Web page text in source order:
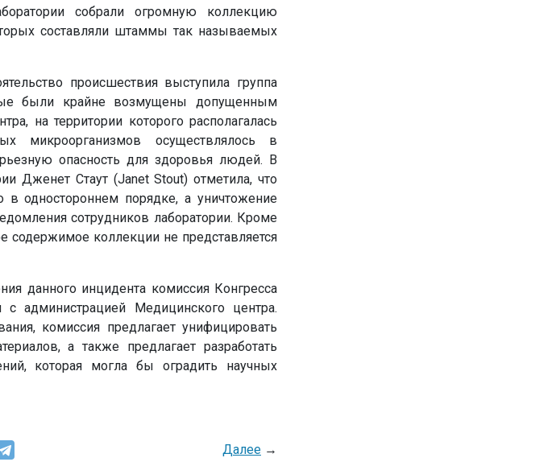
собрали огромную коллекцию
составляли штаммы так называемых
происшествия выступила группа
были крайне возмущены допущенным
на территории которого располагалась
микроорганизмов осуществлялось в
опасность для здоровья людей. В
Дженет Стаут (Janet Stout) отметила, что
в одностороннем порядке, а уничтожение
сотрудников лаборатории. Кроме
содержимое коллекции не представляется
данного инцидента комиссия Конгресса
администрацией Медицинского центра.
комиссия предлагает унифицировать
а также предлагает разработать
которая могла бы оградить научных
Далее→